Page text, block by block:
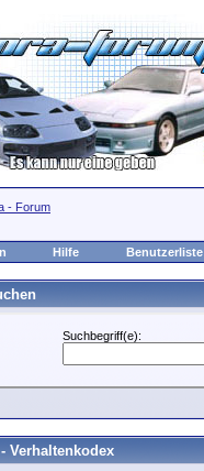
- Forum
Hilfe Benutzerliste
Suchbegriff(e):
Verhaltenkodex